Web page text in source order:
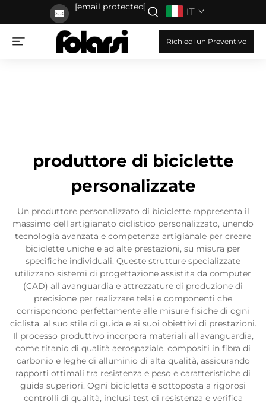
[email protected] IT
Richiedi un Preventivo
produttore di biciclette
personalizzate
Un produttore personalizzato di biciclette rappresenta il
massimo dell'artigianato ciclistico personalizzato, unendo
tecnologia avanzata e competenza artigianale per creare
biciclette uniche e ad alte prestazioni, su misura per
specifiche individuali. Queste strutture specializzate
utilizzano sistemi di progettazione assistita da computer
(CAD) all'avanguardia e attrezzature di produzione di
precisione per realizzare telai e componenti che
corrispondono perfettamente alle misure fisiche di ogni
ciclista, al suo stile di guida e ai suoi obiettivi di prestazioni.
Il processo produttivo incorpora materiali all'avanguardia,
come titanio di qualità aerospaziale, compositi in fibra di
carbonio e leghe di alluminio di alta qualità, assicurando
rapporti ottimali tra resistenza e peso e caratteristiche di
guida superiori. Ogni bicicletta è sottoposta a rigorosi
controlli di qualità, inclusi test di resistenza e verifica